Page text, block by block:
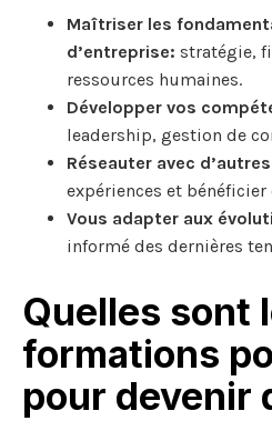
Maîtriser les
d’entreprise: stratégie,
ressources humaines.
Développer vos
leadership, gestion de
Réseauter avec
expériences et bénéficier
Vous adapter aux
informé des dernières
Quelles sont
formations
pour devenir